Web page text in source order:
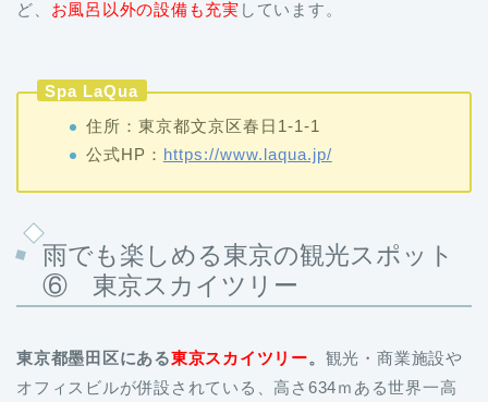
住所：東京都文京区春日1-1-1
公式HP：https://www.laqua.jp/
⑥ 東京スカイツリー
東京都墨田区にある東京スカイツリー。観光・商業施設や
い電波塔です。